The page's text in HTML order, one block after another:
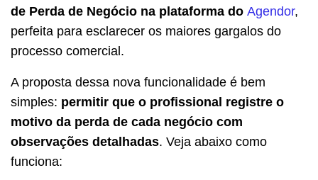
de Perda de Negócio na plataforma do Agendor,
perfeita para esclarecer os maiores gargalos do
processo comercial.
A proposta dessa nova funcionalidade é bem
simples: permitir que o profissional registre o
motivo da perda de cada negócio com
observações detalhadas. Veja abaixo como
funciona: